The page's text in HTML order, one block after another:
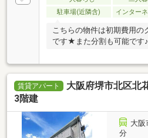
駐車場(近隣含)
インター
こちらの物件は初期費用の
です★また分割も可能です♪
賃貸アパート
大阪府堺市北区北
3階建
大阪
分